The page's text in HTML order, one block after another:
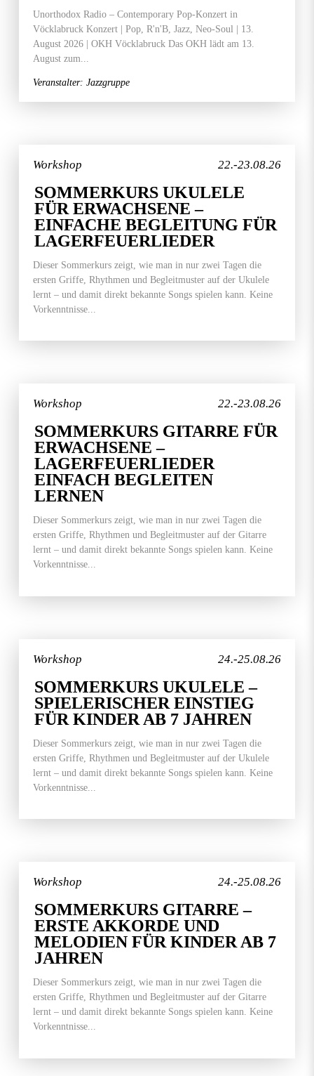
Unorthodox Radio – Contemporary Pop-Konzert in
Vöcklabruck Konzert | Pop, R'n'B, Jazz, Neo-Soul | 13.
August 2026 | OKH Vöcklabruck Das OKH lädt am 13.
August zum...
Veranstalter: Jazzgruppe
22.-23.08.26
Workshop
SOMMERKURS UKULELE
FÜR ERWACHSENE –
EINFACHE BEGLEITUNG FÜR
LAGERFEUERLIEDER
Dieser Sommerkurs zeigt, wie man in nur zwei Tagen die
ersten Griffe, Rhythmen und Begleitmuster auf der Ukulele
lernt – und damit direkt bekannte Songs spielen kann. Keine
Vorkenntnisse...
22.-23.08.26
Workshop
SOMMERKURS GITARRE FÜR
ERWACHSENE –
LAGERFEUERLIEDER
EINFACH BEGLEITEN
LERNEN
Dieser Sommerkurs zeigt, wie man in nur zwei Tagen die
ersten Griffe, Rhythmen und Begleitmuster auf der Gitarre
lernt – und damit direkt bekannte Songs spielen kann. Keine
Vorkenntnisse...
24.-25.08.26
Workshop
SOMMERKURS UKULELE –
SPIELERISCHER EINSTIEG
FÜR KINDER AB 7 JAHREN
Dieser Sommerkurs zeigt, wie man in nur zwei Tagen die
ersten Griffe, Rhythmen und Begleitmuster auf der Ukulele
lernt – und damit direkt bekannte Songs spielen kann. Keine
Vorkenntnisse...
24.-25.08.26
Workshop
SOMMERKURS GITARRE –
ERSTE AKKORDE UND
MELODIEN FÜR KINDER AB 7
JAHREN
Dieser Sommerkurs zeigt, wie man in nur zwei Tagen die
ersten Griffe, Rhythmen und Begleitmuster auf der Gitarre
lernt – und damit direkt bekannte Songs spielen kann. Keine
Vorkenntnisse...